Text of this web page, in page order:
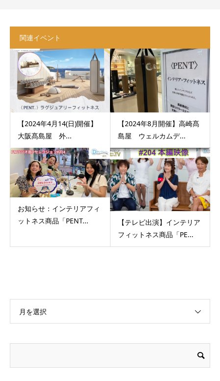
関連イベント
【2024年4月14(日)開催】
大阪髙島屋 外...
【2024年8月開催】高崎髙
島屋 ウェルカムデ...
お知らせ：インテリアフィ
ットネス商品「PENT...
【テレビ出演】インテリア
フィットネス商品「PE...
月を選択